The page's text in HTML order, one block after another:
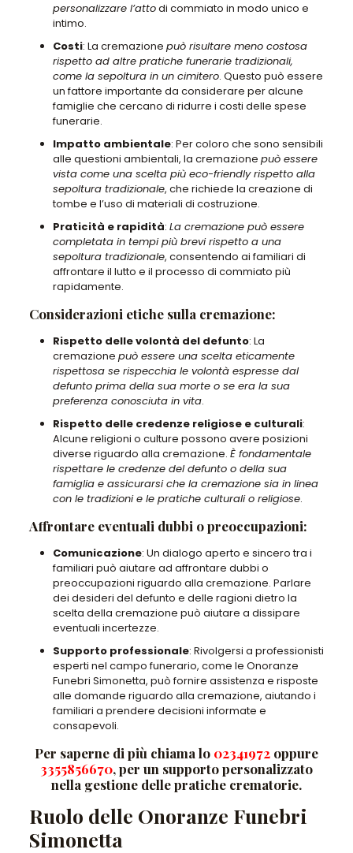
personalizzare l’attodi commiato in modo unico e
intimo.
Costi: La cremazione può risultare meno costosa
rispetto ad altre pratiche funerarie tradizionali,
come la sepoltura in un cimitero. Questo può essere
un fattore importante da considerare per alcune
famiglie che cercano di ridurre i costi delle spese
funerarie.
Impatto ambientale: Per coloro che sono sensibili
alle questioni ambientali, la cremazione può essere
vista come una scelta più eco-friendly rispetto alla
sepoltura tradizionale, che richiede la creazione di
tombe e l’uso di materiali di costruzione.
Praticità e rapidità: La cremazione può essere
completata in tempi più brevi rispetto a una
sepoltura tradizionale, consentendo ai familiari di
affrontare il lutto e il processo di commiato più
rapidamente.
Considerazioni etiche sulla cremazione:
Rispetto delle volontà del defunto: La
cremazione può essere una scelta eticamente
rispettosa se rispecchia le volontà espresse dal
defunto prima della sua morte o se era la sua
preferenza conosciuta in vita.
Rispetto delle credenze religiose e culturali:
Alcune religioni o culture possono avere posizioni
diverse riguardo alla cremazione. È fondamentale
rispettare le credenze del defunto o della sua
famiglia e assicurarsi che la cremazione sia in linea
con le tradizioni e le pratiche culturali o religiose.
Affrontare eventuali dubbi o preoccupazioni:
Comunicazione: Un dialogo aperto e sincero tra i
familiari può aiutare ad affrontare dubbi o
preoccupazioni riguardo alla cremazione. Parlare
dei desideri del defunto e delle ragioni dietro la
scelta della cremazione può aiutare a dissipare
eventuali incertezze.
Supporto professionale: Rivolgersi a professionisti
esperti nel campo funerario, come le Onoranze
Funebri Simonetta, può fornire assistenza e risposte
alle domande riguardo alla cremazione, aiutando i
familiari a prendere decisioni informate e
consapevoli.
Per saperne di più chiama lo 02341972oppure
3355856670,per un supporto personalizzato
nella gestione delle pratiche crematorie.
Ruolo delle Onoranze Funebri
Simonetta